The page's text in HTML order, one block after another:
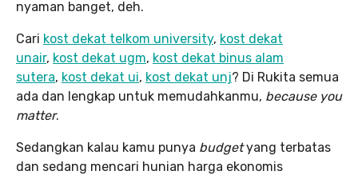
nyaman banget, deh.
Cari kost dekat telkom university, kost dekat
unair, kost dekat ugm, kost dekat binus alam
sutera, kost dekat ui, kost dekat unj? Di Rukita semua
ada dan lengkap untuk memudahkanmu, because you
matter.
Sedangkan kalau kamu punya budgetyang terbatas
dan sedang mencari hunian harga ekonomis